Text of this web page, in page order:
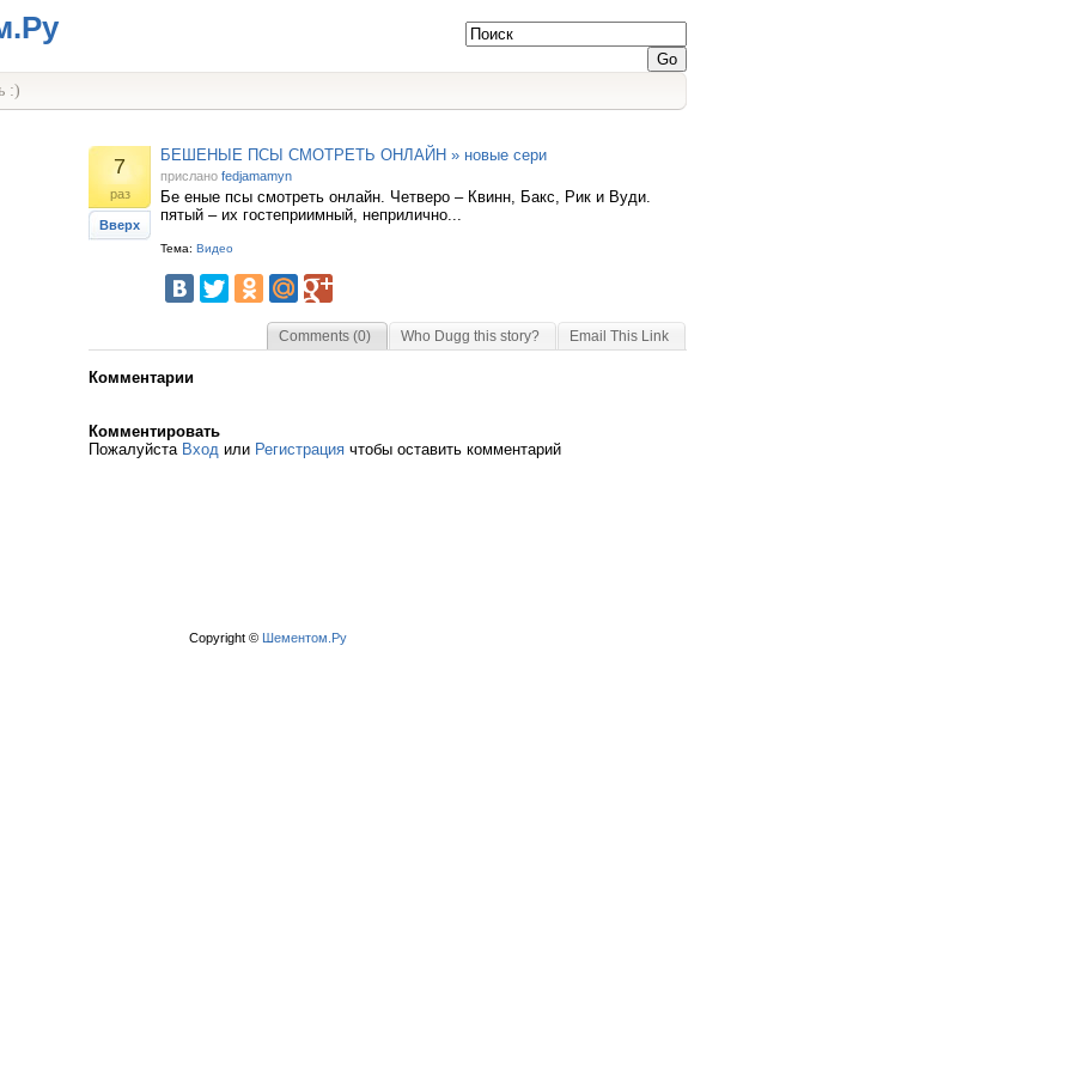
:)
7
раз
Вверх
БЕШЕНЫЕ ПСЫ СМОТРЕТЬ ОНЛАЙН » новые сери
прислано fedjamamyn
Бе еные псы смотреть онлайн. Четверо – Квинн, Бакс, Рик и Вуди.
пятый – их гостеприимный, неприлично...
Тема: Видео
Comments (0) Who Dugg this story? Email This Link
Комментарии
Комментировать
Пожалуйста Вход или Регистрация чтобы оставить комментарий
Copyright © Шементом.Ру